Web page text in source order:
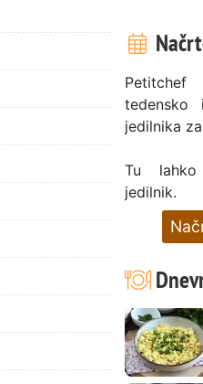
tedensko
jedilnika
Tu
jedilnik.